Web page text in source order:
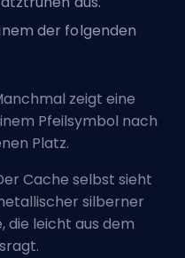
der folgenden
zeigt eine
Pfeilsymbol nach
Platz.
Cache selbst sieht
silberner
die leicht aus dem